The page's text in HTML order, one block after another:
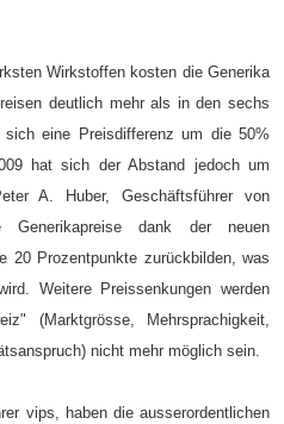
Wirkstoffen kosten die Generika
deutlich mehr als in den sechs
eine Preisdifferenz um die 50%
hat sich der Abstand jedoch um
A. Huber, Geschäftsführer von
Generikapreise dank der neuen
20 Prozentpunkte zurückbilden, was
Weitere Preissenkungen werden
(Marktgrösse, Mehrsprachigkeit,
nicht mehr möglich sein.
vips, haben die ausserordentlichen